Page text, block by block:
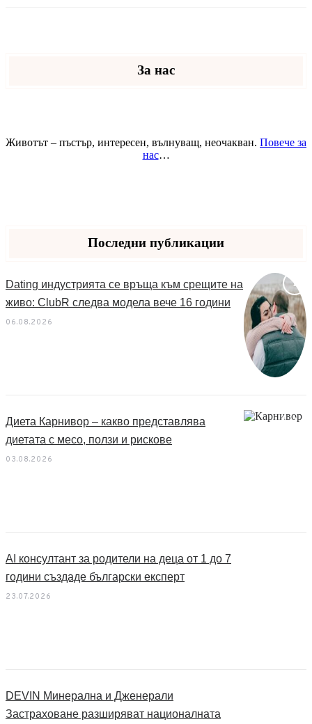
За нас
Животът – пъстър, интересен, вълнуващ, неочакван. Повече за
нас…
Последни публикации
Dating индустрията се връща към срещите на
живо: ClubR следва модела вече 16 години
06.08.2026
Диета Карнивор – какво представлява
диетата с месо, ползи и рискове
03.08.2026
AI консултант за родители на деца от 1 до 7
години създаде български експерт
23.07.2026
DEVIN Минерална и Дженерали
Застраховане разширяват националната